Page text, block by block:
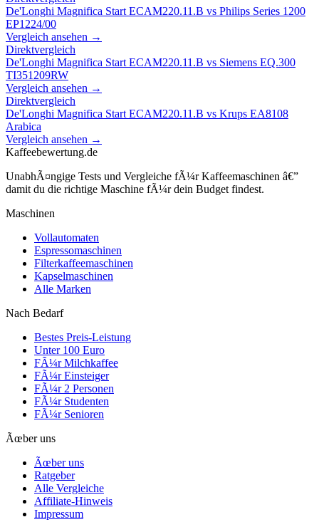
De'Longhi Magnifica Start ECAM220.11.B vs Philips Series 1200
EP1224/00
Vergleich ansehen →
Direktvergleich
De'Longhi Magnifica Start ECAM220.11.B vs Siemens EQ.300
TI351209RW
Vergleich ansehen →
Direktvergleich
De'Longhi Magnifica Start ECAM220.11.B vs Krups EA8108
Arabica
Vergleich ansehen →
Kaffeebewertung.de
UnabhÃ¤ngige Tests und Vergleiche fÃ¼r Kaffeemaschinen â€”
damit du die richtige Maschine fÃ¼r dein Budget findest.
Maschinen
Vollautomaten
Espressomaschinen
Filterkaffeemaschinen
Kapselmaschinen
Alle Marken
Nach Bedarf
Bestes Preis-Leistung
Unter 100 Euro
FÃ¼r Milchkaffee
FÃ¼r Einsteiger
FÃ¼r 2 Personen
FÃ¼r Studenten
FÃ¼r Senioren
Ãœber uns
Ãœber uns
Ratgeber
Alle Vergleiche
Affiliate-Hinweis
Impressum